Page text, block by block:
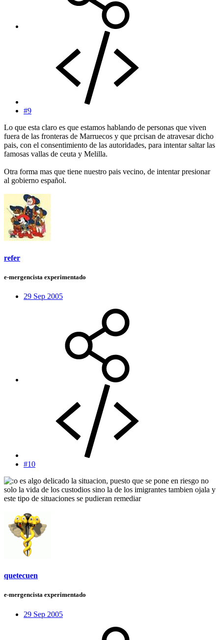
#9
Lo que esta claro es que estamos hablando de personas que viven
fuera de las fronteras de Marruecos y que prcisan de atravesar dicho
pais, con el consentimiento de las autoridades, para intentar saltar las
famosas vallas de ceuta y Melilla.
Otra forma mas que tiene nuestro pais vecino, de intentar presionar
al gobierno español.
refer
e-mergencista experimentado
29 Sep 2005
#10
es algo delicado la situacion, puesto que se pone en riesgo no
solo la vida de los custodios sino la de los imigrantes tambien ojala y
este tipo de situaciones se pudieran remediar
quetecuen
e-mergencista experimentado
29 Sep 2005